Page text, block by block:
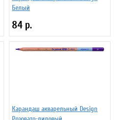
Белый
84 р.
Карандаш акварельный Design